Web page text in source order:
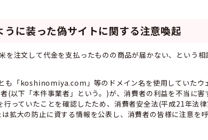
うに装った偽サイトに関する注意喚起
注文して代金を支払ったものの商品が届かない、という相
も「koshinomiya.com」等のドメイン名を使用していたウ
(以下「本件事業者」という。)が、消費者の利益を不当に害
っていたことを確認したため、消費者安全法(平成21年法
拡大の防止に資する情報を公表し、消費者の皆様に注意を